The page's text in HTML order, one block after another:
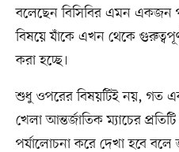
বলেছেন বিসিবির এমন একজন
বিষয়ে যাঁকে এখন থেকে
করা হচ্ছে।
শুধু ওপরের বিষয়টিই নয়, গত
খেলা আন্তর্জাতিক ম্যাচের
পর্যালোচনা করে দেখা হবে বলে